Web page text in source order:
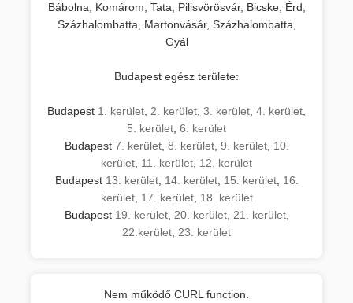
Bábolna, Komárom, Tata, Pilisvörösvár, Bicske, Érd,
Százhalombatta, Martonvásár, Százhalombatta,
Gyál
Budapest egész területe:
Budapest 1. kerület, 2. kerület, 3. kerület, 4. kerület,
5. kerület, 6. kerület
Budapest 7. kerület, 8. kerület, 9. kerület, 10.
kerület, 11. kerület, 12. kerület
Budapest 13. kerület, 14. kerület, 15. kerület, 16.
kerület, 17. kerület, 18. kerület
Budapest 19. kerület, 20. kerület, 21. kerület,
22.kerület, 23. kerület
Nem működő CURL function.